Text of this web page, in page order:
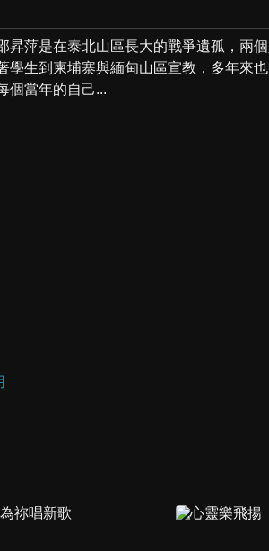
昇萍是在泰北山區長大的戰爭遺孤，兩
學生到柬埔寨與緬甸山區宣教，多年來
個當年的自己...